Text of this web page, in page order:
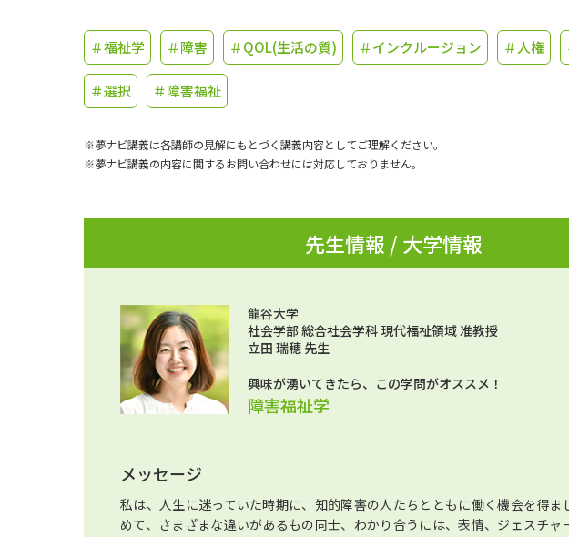
＃福祉学 ＃障害 ＃QOL(生活の質) ＃インクルージョン ＃人権
＃選択 ＃障害福祉
※夢ナビ講義は各講師の見解にもとづく講義内容としてご理解ください。
※夢ナビ講義の内容に関するお問い合わせには対応しておりません。
先生情報 / 大学情報
龍谷大学
社会学部 総合社会学科 現代福祉領域 准教授
立田 瑞穂 先生
興味が湧いてきたら、この学問がオススメ！
障害福祉学
メッセージ
私は、人生に迷っていた時期に、知的障害の人たちとともに働く機会を得ま
めて、さまざまな違いがあるもの同士、わかり合うには、表情、ジェスチャ